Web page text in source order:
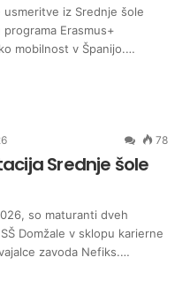
iz Srednje šole
Erasmus+
mobilnost v Španijo.…
78
Srednje šole
so maturanti dveh
Domžale v sklopu karierne
zavoda Nefiks.…